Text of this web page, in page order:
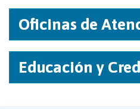
Oficinas de
Educación y